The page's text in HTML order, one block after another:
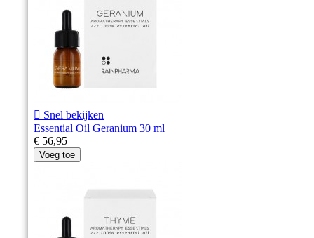
 Snel bekijken
Essential Oil Geranium 30 ml
€ 56,95
Voeg toe